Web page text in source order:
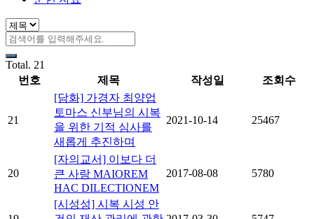
Total. 21
번호
제목 작성일 조회수
21
[담화] 가경자 최양업
토마스 신부님의 시복
을 위한 기적 심사를
새롭게 추진하며
2021-10-14 25467
20
[자의교서] 이보다 더
큰 사랑 MAIOREM
HAC DILECTIONEM
2017-08-08 5780
[시성성] 시복 시성 안